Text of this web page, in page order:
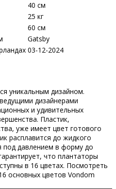
40 см
25 кг
60 см
Gatsby
03-12-2024
уникальным дизайном.
дизайнерами
и удивительных
Пластик,
уже имеет цвет готового
расплавится до жидкого
под давлением в форму до
что плантаторы
в 16 цветах. Посмотреть
основных цветов Vondom